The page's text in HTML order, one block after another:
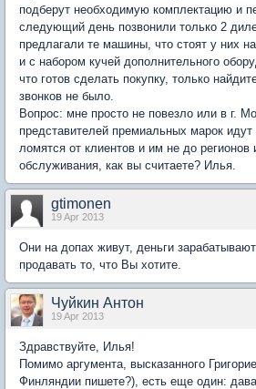
подберут необходимую комплектацию и
следующий день позвонили только 2
предлагали те машины, что стоят у них
и с набором кучей дополнительного
что готов сделать покупку, только
звонков не было.
Вопрос: мне просто не повезло или в г.
представителей премиальных марок
ломятся от клиентов и им не до регионов
обслуживания, как вы считаете? Илья.
gtimonen
19 Apr 2013
Они на допах живут, деньги
продавать то, что Вы хотите.
Чуйкин Антон
19 Apr 2013
Здравствуйте, Илья!
Помимо аргумента, высказанного
Финляндии пишете?), есть еще один: